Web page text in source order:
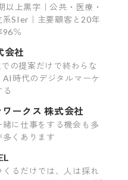
以上黒字｜公共・医療・
SIer｜主要顧客と20年
96％
会社
の提案だけで終わらな
AI時代のデジタルマーケ
る
ークス 株式会社
に仕事をする機会も多
多くあります
るだけでは、人は採れ